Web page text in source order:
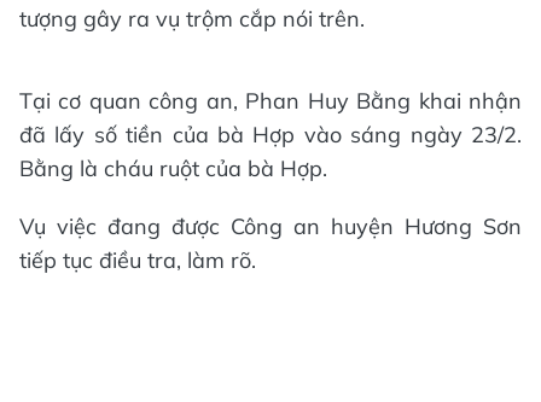
tượng gây ra vụ trộm cắp nói trên.
Tại cơ quan công an, Phan Huy Bằng khai nhận
đã lấy số tiền của bà Hợp vào sáng ngày 23/2.
Bằng là cháu ruột của bà Hợp.
Vụ việc đang được Công an huyện Hương Sơn
tiếp tục điều tra, làm rõ.